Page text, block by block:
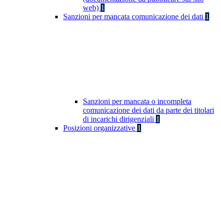
web) 1
Sanzioni per mancata comunicazione dei dati 1
Sanzioni per mancata o incompleta
comunicazione dei dati da parte dei titolari
di incarichi dirigenziali 1
Posizioni organizzative 1